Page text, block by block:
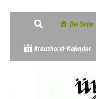
Die Seite
Kreuzhorst-Kalender